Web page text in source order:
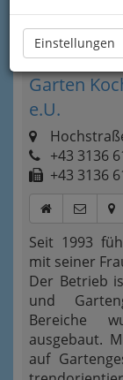
Einstellungen
Garten
e.U.
+43 3136
+43 3136
Seit 1993
mit seiner
Der Betrieb
und
Bereiche
ausgebaut.
auf